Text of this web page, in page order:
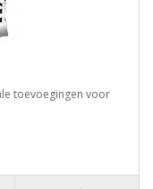
toevoegingen voor